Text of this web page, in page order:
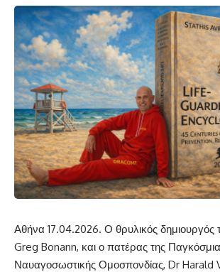
Αθήνα 17.04.2026. Ο θρυλικός δημιουργός
Greg Bonann, και ο πατέρας της
Ναυαγοσωστικής Ομοσπονδίας, Dr Harald